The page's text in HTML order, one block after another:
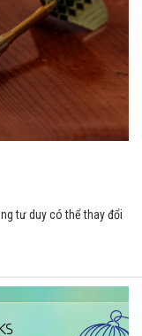
tư duy có thể thay đổi